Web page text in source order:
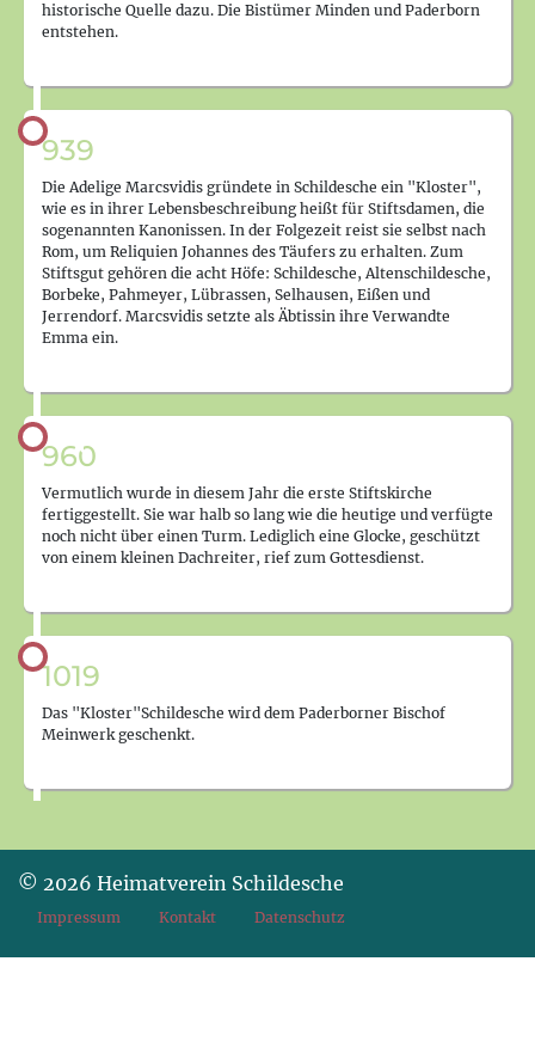
historische Quelle dazu. Die Bistümer Minden und Paderborn
entstehen.
939
Die Adelige Marcsvidis gründete in Schildesche ein "Kloster",
wie es in ihrer Lebensbeschreibung heißt für Stiftsdamen, die
sogenannten Kanonissen. In der Folgezeit reist sie selbst nach
Rom, um Reliquien Johannes des Täufers zu erhalten. Zum
Stiftsgut gehören die acht Höfe: Schildesche, Altenschildesche,
Borbeke, Pahmeyer, Lübrassen, Selhausen, Eißen und
Jerrendorf. Marcsvidis setzte als Äbtissin ihre Verwandte
Emma ein.
960
Vermutlich wurde in diesem Jahr die erste Stiftskirche
fertiggestellt. Sie war halb so lang wie die heutige und verfügte
noch nicht über einen Turm. Lediglich eine Glocke, geschützt
von einem kleinen Dachreiter, rief zum Gottesdienst.
1019
Das "Kloster"Schildesche wird dem Paderborner Bischof
Meinwerk geschenkt.
© 2026 Heimatverein Schildesche
Impressum Kontakt Datenschutz